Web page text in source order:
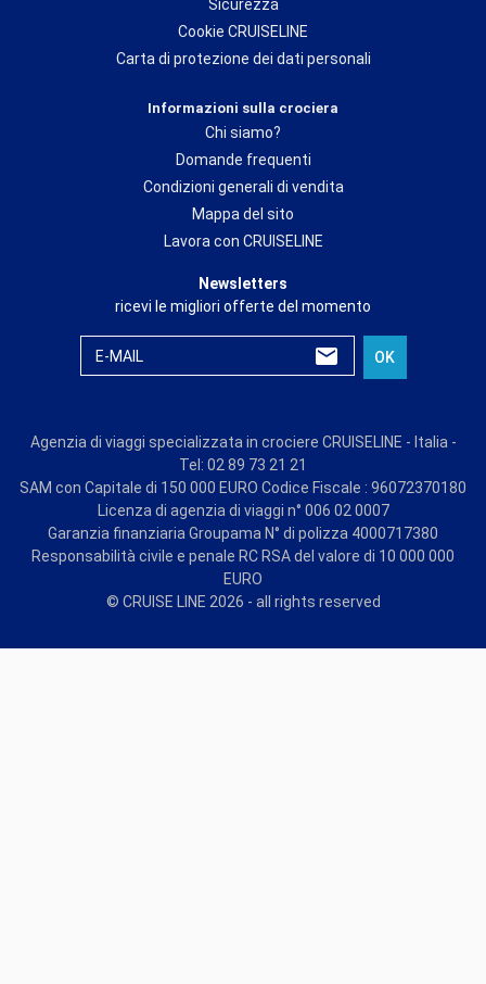
Sicurezza
Cookie CRUISELINE
Carta di protezione dei dati personali
Informazioni sulla crociera
Chi siamo?
Domande frequenti
Condizioni generali di vendita
Mappa del sito
Lavora con CRUISELINE
Newsletters
ricevi le migliori offerte del momento
E-MAIL OK
Agenzia di viaggi specializzata in crociere CRUISELINE - Italia -
Tel: 02 89 73 21 21
SAM con Capitale di 150 000 EURO Codice Fiscale : 96072370180
Licenza di agenzia di viaggi n° 006 02 0007
Garanzia finanziaria Groupama N° di polizza 4000717380
Responsabilità civile e penale RC RSA del valore di 10 000 000
EURO
© CRUISE LINE 2026 - all rights reserved